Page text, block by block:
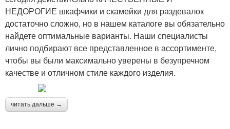
НЕДОРОГИЕ шкафчики и скамейки для раздевалок
достаточно сложно, но в нашем каталоге вы обязательно
найдете оптимальные варианты. Наши специалисты
лично подбирают все представленное в ассортименте,
чтобы вы были максимально уверены в безупречном
качестве и отличном стиле каждого изделия.
читать дальше →